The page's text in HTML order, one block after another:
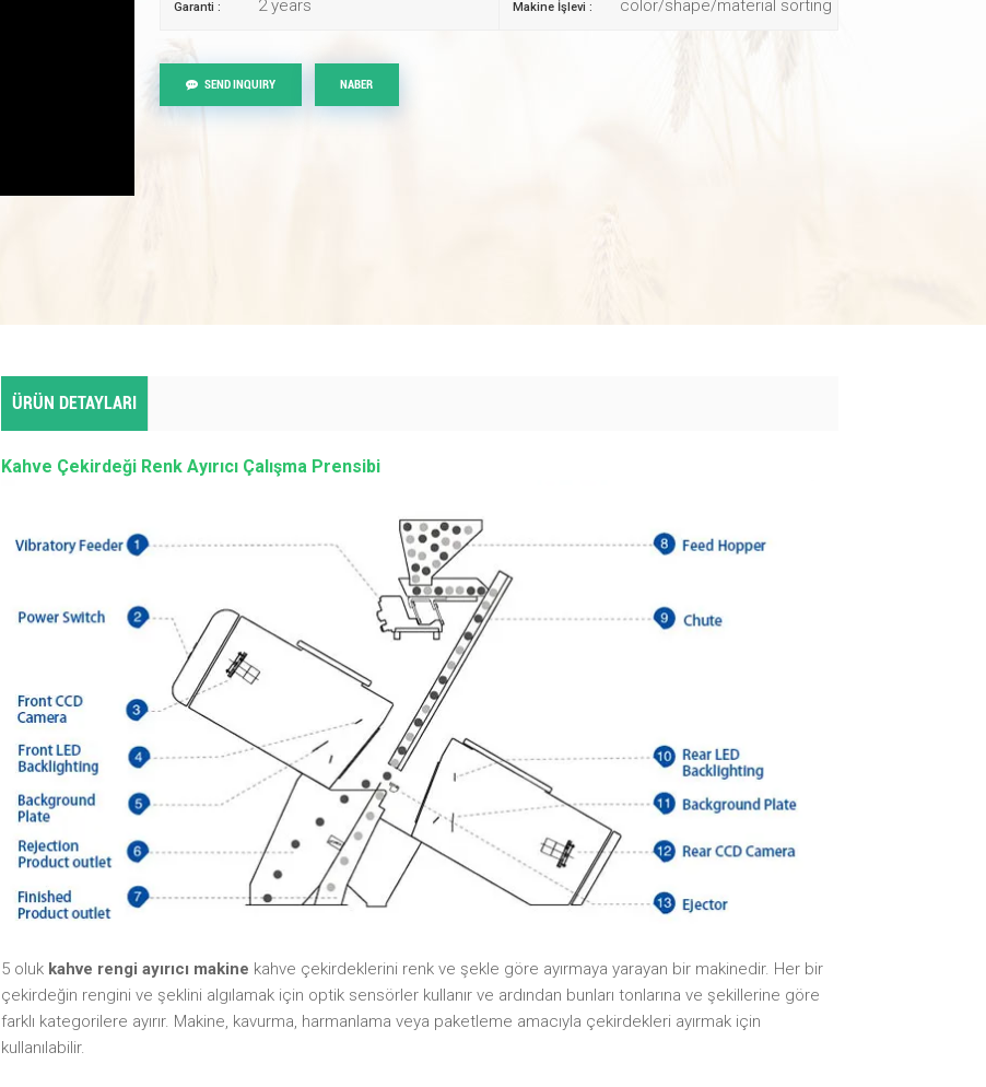
Garanti : 2 years Makine İşlevi : color/shape/material sorting
SEND INQUIRY NABER
ÜRÜN DETAYLARI
Kahve Çekirdeği Renk Ayırıcı Çalışma Prensibi
5 oluk kahve rengi ayırıcı makine kahve çekirdeklerini renk ve şekle göre ayırmaya yarayan bir makinedir. Her bir
çekirdeğin rengini ve şeklini algılamak için optik sensörler kullanır ve ardından bunları tonlarına ve şekillerine göre
farklı kategorilere ayırır. Makine, kavurma, harmanlama veya paketleme amacıyla çekirdekleri ayırmak için
kullanılabilir.